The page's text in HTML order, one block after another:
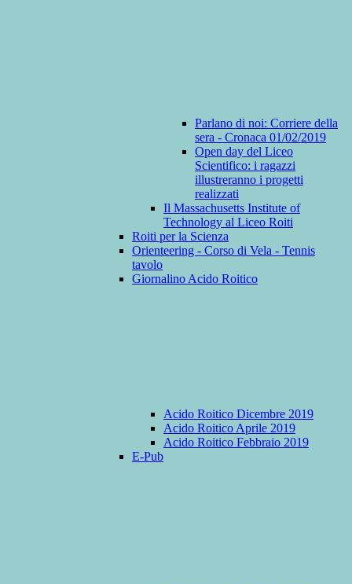
Parlano di noi: Corriere della
sera - Cronaca 01/02/2019
Open day del Liceo
Scientifico: i ragazzi
illustreranno i progetti
realizzati
Il Massachusetts Institute of
Technology al Liceo Roiti
Roiti per la Scienza
Orienteering - Corso di Vela - Tennis
tavolo
Giornalino Acido Roitico
Acido Roitico Dicembre 2019
Acido Roitico Aprile 2019
Acido Roitico Febbraio 2019
E-Pub